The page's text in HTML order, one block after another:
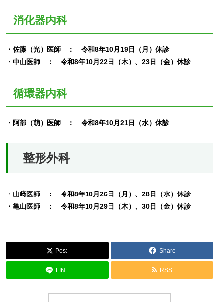
消化器内科
・佐藤（光）医師 ： 令和8年10月19日（月）休診
・ 中山医師 ： 令和8年10月22日（木）、23日（金）休診
循環器内科
・阿部（萌）医師 ： 令和8年10月21日（水）休診
整形外科
・山﨑医師 ： 令和8年10月26日（月）、28日（水）休診
・亀山医師 ： 令和8年10月29日（木）、30日（金）休診
Post Share
LINE RSS